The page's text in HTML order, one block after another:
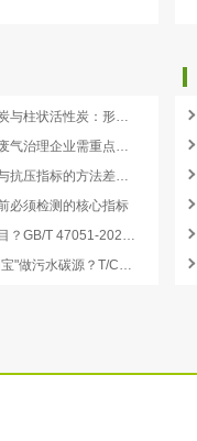
蜂窝活性炭、颗粒活性炭与柱状活性炭：形态差异与检测重点对照
蜂窝活性炭检测指南：废气治理企业需重点关注的5项核心指标
活性炭强度检测：耐磨与抗压指标的方法差异及验收意义
必须检测的核心指标
再生炭出厂必检哪些项目？GB/T 47051-2026 再生活性炭检测清单这样列
副产浓缩液如何"变废为宝"做污水碳源？T/CCEIA 0006-2026 核心解读